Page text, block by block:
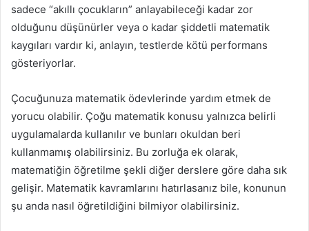
sadece “akıllı çocukların” anlayabileceği kadar zor
olduğunu düşünürler veya o kadar şiddetli matematik
kaygıları vardır ki, anlayın, testlerde kötü performans
gösteriyorlar.
Çocuğunuza matematik ödevlerinde yardım etmek de
yorucu olabilir. Çoğu matematik konusu yalnızca belirli
uygulamalarda kullanılır ve bunları okuldan beri
kullanmamış olabilirsiniz. Bu zorluğa ek olarak,
matematiğin öğretilme şekli diğer derslere göre daha sık
gelişir. Matematik kavramlarını hatırlasanız bile, konunun
şu anda nasıl öğretildiğini bilmiyor olabilirsiniz.